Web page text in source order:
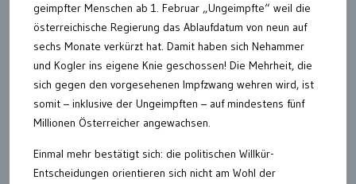
geimpfter Menschen ab 1. Februar „Ungeimpfte“ weil die
österreichische Regierung das Ablaufdatum von neun auf
sechs Monate verkürzt hat. Damit haben sich Nehammer
und Kogler ins eigene Knie geschossen! Die Mehrheit, die
sich gegen den vorgesehenen Impfzwang wehren wird, ist
somit – inklusive der Ungeimpften – auf mindestens fünf
Millionen Österreicher angewachsen.
Einmal mehr bestätigt sich: die politischen Willkür-
Entscheidungen orientieren sich nicht am Wohl der